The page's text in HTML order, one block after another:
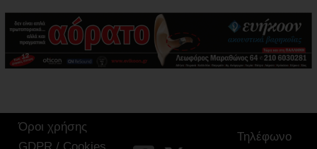
Όροι χρήσης
Τηλέφωνο